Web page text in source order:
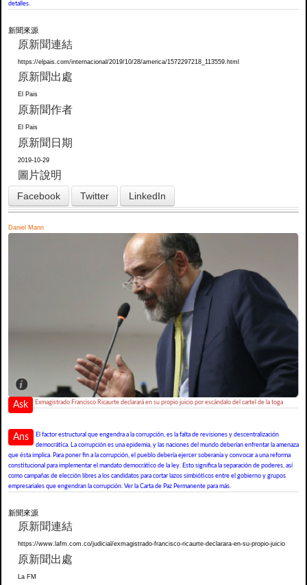
detalles.
新聞來源
原新聞連結
https://elpais.com/internacional/2019/10/28/america/1572297218_113559.html
原新聞出處
El Pais
原新聞作者
El Pais
原新聞日期
2019-10-29
圖片說明
Facebook Twitter LinkedIn
Daniel Mann
Ask Exmagistrado Francisco Ricaurte declarará en su propio juicio por escándalo del cartel de la toga
Ans
El factor estructural que engendra a la corrupción, es la falta de revisiones y descentralización
democrática. La corrupción es una epidemia, y las naciones del mundo deberían enfrentar la amenaza
que ésta implica. Para poner fin a la corrupción, el pueblo debería ejercer soberanía y convocar a una reforma
constitucional para implementar el mandato democrático de la ley. Esto significa la separación de poderes, así
como campañas de elección libres a los candidatos para cortar lazos simbióticos entre el gobierno y grupos
empresariales que engendran la corrupción. Ver la Carta de Paz Permanente para más.
新聞來源
原新聞連結
https://www.lafm.com.co/judicial/exmagistrado-francisco-ricaurte-declarara-en-su-propio-juicio
原新聞出處
La FM